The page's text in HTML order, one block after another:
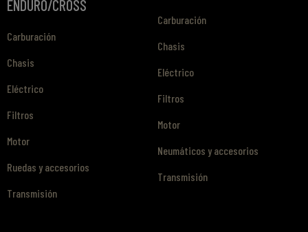
ENDURO/CROSS
Carburación
Chasis
Eléctrico
Filtros
Motor
Ruedas y accesorios
Transmisión
Carburación
Chasis
Eléctrico
Filtros
Motor
Neumáticos y accesorios
Transmisión